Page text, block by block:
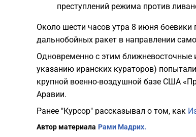
преступлений режима против
Около шести часов утра 8 июня боевики
дальнобойных ракет в направлении
Одновременно с этим ближневосточные
указанию иранских кураторов)
крупной военно-воздушной базе США
Аравии.
Ранее "Курсор" рассказывал о том, как
Автор материала Рами Мадрих.